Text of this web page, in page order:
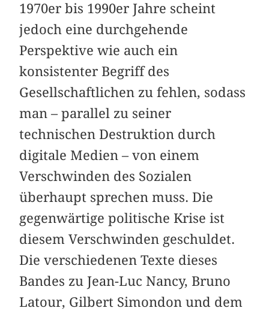
1970er bis 1990er Jahre scheint
jedoch eine durchgehende
Perspektive wie auch ein
konsistenter Begriff des
Gesellschaftlichen zu fehlen, sodass
man – parallel zu seiner
technischen Destruktion durch
digitale Medien – von einem
Verschwinden des Sozialen
überhaupt sprechen muss. Die
gegenwärtige politische Krise ist
diesem Verschwinden geschuldet.
Die verschiedenen Texte dieses
Bandes zu Jean-Luc Nancy, Bruno
Latour, Gilbert Simondon und dem